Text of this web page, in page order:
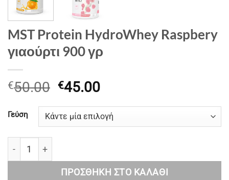
MST Protein HydroWhey Raspbery
γιαούρτι 900 γρ
€50.00 Original
was:
€50.00.
€45.00Η
τιμή
είναι:
Γεύση
ΠΡΟΣΘΉΚΗ ΣΤΟ ΚΑΛΆΘΙ